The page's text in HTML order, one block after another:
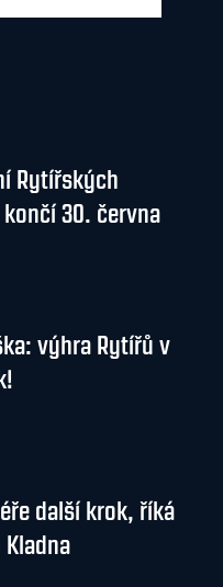
Rytířských
30. června
výhra Rytířů v
další krok, říká